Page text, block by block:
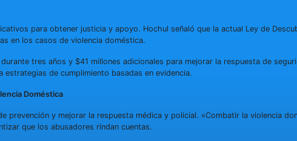
para obtener justicia y apoyo. Hochul señaló que la actual Ley de
en los casos de violencia doméstica.
tres años y $41 millones adicionales para mejorar la respuesta de
de cumplimiento basadas en evidencia.
Doméstica
prevención y mejorar la respuesta médica y policial. «Combatir la violencia
que los abusadores rindan cuentas.